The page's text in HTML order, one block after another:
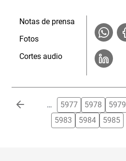
Notas de prensa
Fotos
Cortes audio
Paginación … 5977 5978 5979
5983
5984 5985